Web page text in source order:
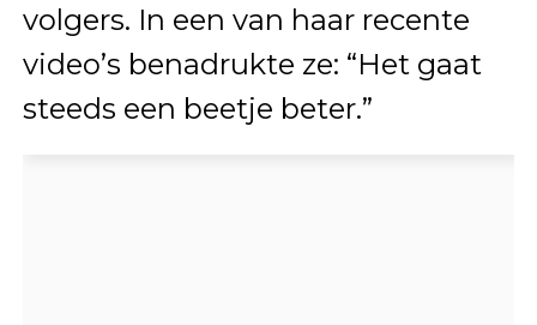
volgers. In een van haar recente
video’s benadrukte ze: “Het gaat
steeds een beetje beter.”